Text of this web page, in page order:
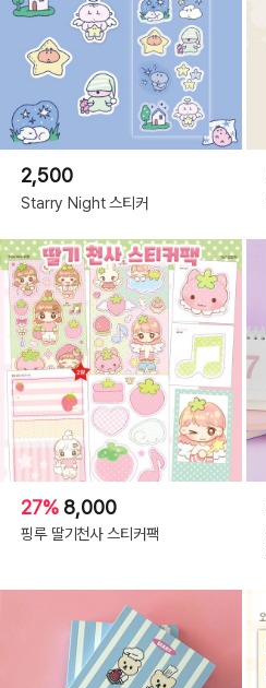
2,500
Starry Night 스티커
27% 8,000
핑루 딸기천사 스티커팩